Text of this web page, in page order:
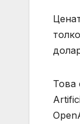
Това